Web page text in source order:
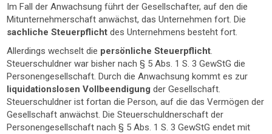
Im Fall der Anwachsung führt der Gesellschafter, auf den die
Mitunternehmerschaft anwächst, das Unternehmen fort. Die
sachliche Steuerpflicht des Unternehmens besteht fort.
Allerdings wechselt die persönliche Steuerpflicht.
Steuerschuldner war bisher nach § 5 Abs. 1 S. 3 GewStG die
Personengesellschaft. Durch die Anwachsung kommt es zur
liquidationslosen Vollbeendigung der Gesellschaft.
Steuerschuldner ist fortan die Person, auf die das Vermögen der
Gesellschaft anwächst. Die Steuerschuldnerschaft der
Personengesellschaft nach § 5 Abs. 1 S. 3 GewStG endet mit